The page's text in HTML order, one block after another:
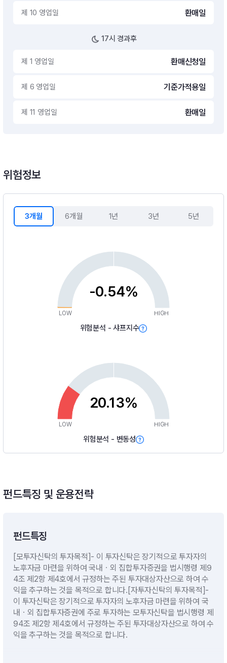
제 10 영업일 환매일
17시 경과후
제 1 영업일 환매신청일
제 6 영업일 기준가적용일
제 11 영업일 환매일
위험정보
3개월 6개월 1년 3년 5년
-0.54%
LOW HIGH
위험분석 - 샤프지수
20.13%
LOW HIGH
위험분석 - 변동성
펀드특징 및 운용전략
펀드특징
[모투자신탁의 투자목적]- 이 투자신탁은 장기적으로 투자자의
노후자금 마련을 위하여 국내ㆍ외 집합투자증권을 법시행령 제9
4조 제2항 제4호에서 규정하는 주된 투자대상자산으로 하여 수
익을 추구하는 것을 목적으로 합니다.[자투자신탁의 투자목적]-
이 투자신탁은 장기적으로 투자자의 노후자금 마련을 위하여 국
내ㆍ외 집합투자증권에 주로 투자하는 모투자신탁을 법시행령 제
94조 제2항 제4호에서 규정하는 주된 투자대상자산으로 하여 수
익을 추구하는 것을 목적으로 합니다.